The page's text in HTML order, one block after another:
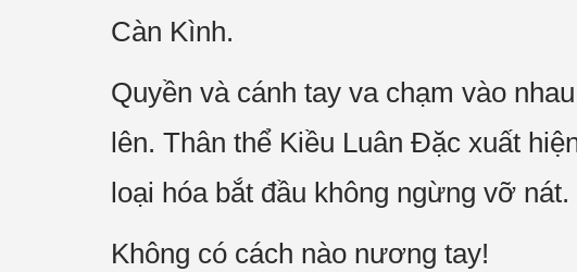
Càn Kình.
Quyền và cánh tay va chạm vào
lên. Thân thể Kiều Luân Đặc xuất
loại hóa bắt đầu không ngừng vỡ
Không có cách nào nương tay!